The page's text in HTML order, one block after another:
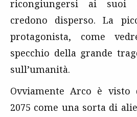
ricongiungersi ai
credono disperso. La
protagonista, come
specchio della grande
sull’umanità.
Ovviamente Arco è
2075 come una sorta di